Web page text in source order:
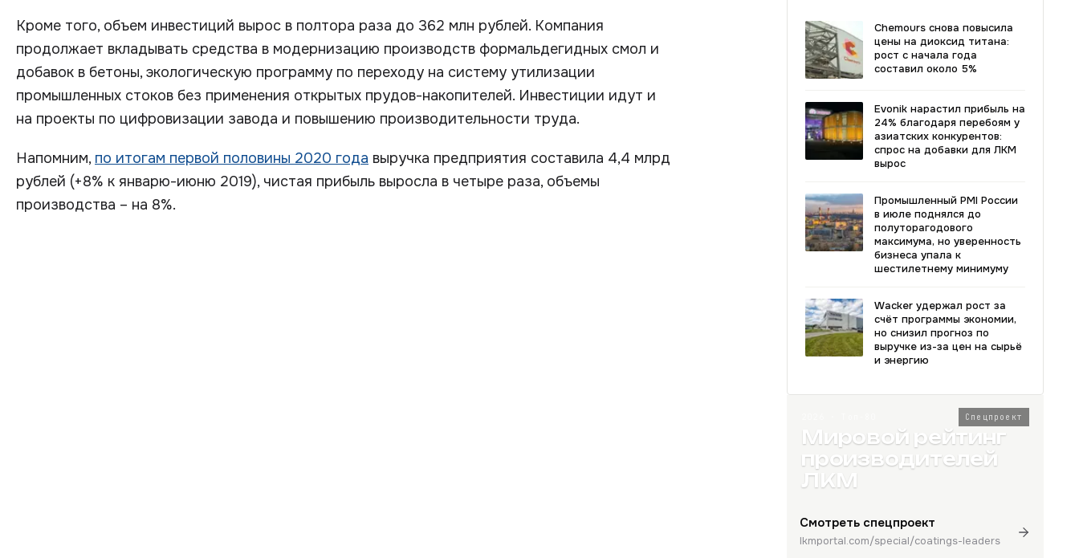
Кроме того, объем инвестиций вырос в полтора раза до 362 млн рублей. Компания
продолжает вкладывать средства в модернизацию производств формальдегидных смол и
добавок в бетоны, экологическую программу по переходу на систему утилизации
промышленных стоков без применения открытых прудов-накопителей. Инвестиции идут и
на проекты по цифровизации завода и повышению производительности труда.
Напомним, по итогам первой половины 2020 года выручка предприятия составила 4,4 млрд
рублей (+8% к январю-июню 2019), чистая прибыль выросла в четыре раза, объемы
производства – на 8%.
Chemours снова повысила
цены на диоксид титана:
рост с начала года
составил около 5%
Evonik нарастил прибыль на
24% благодаря перебоям у
азиатских конкурентов:
спрос на добавки для ЛКМ
вырос
Промышленный PMI России
в июле поднялся до
полуторагодового
максимума, но уверенность
бизнеса упала к
шестилетнему минимуму
Wacker удержал рост за
счёт программы экономии,
но снизил прогноз по
выручке из-за цен на сырьё
и энергию
Спецпроект
Мировой рейтинг
производителей
ЛКМ
Смотреть спецпроект
lkmportal.com/special/coatings-leaders